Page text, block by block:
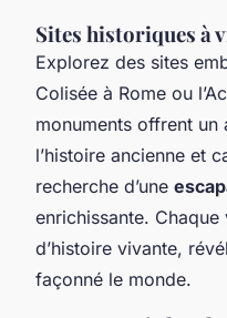
Sites historiques à
Explorez des sites
Colisée à Rome ou
monuments offrent un
l’histoire ancienne et
recherche d’une
enrichissante.
d’histoire vivante,
façonné le monde.